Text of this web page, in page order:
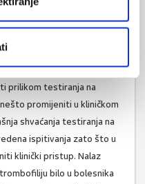
na
prilikom testiranja na
promijeniti u kliničkom
shvaćanja testiranja na
ispitivanja zato što u
klinički pristup. Nalaz
bilo u bolesnika